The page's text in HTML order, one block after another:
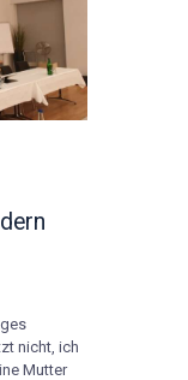
nicht, ich
Mutter